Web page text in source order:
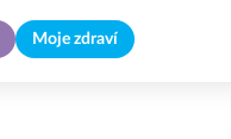
Moje zdraví